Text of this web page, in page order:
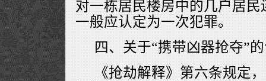
对一栋居民楼房中的几户居
一般应认定为一次犯罪。
四、关于“携带凶器抢夺”
《抢劫解释》第六条规定